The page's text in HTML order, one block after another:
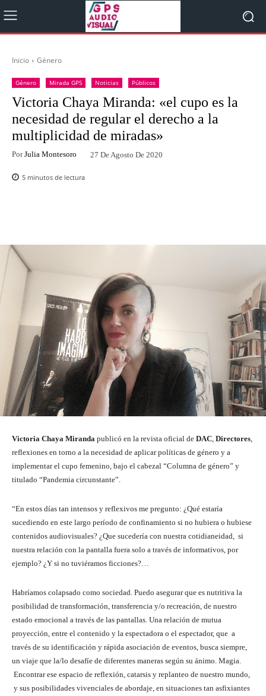
Inicio Género
Género Mirada GPS Noticias Públicos
Victoria Chaya Miranda: «el cupo es la
necesidad de regular el derecho a la
multiplicidad de miradas»
Por Julia Montesoro 27 De Agosto De 2020
5 minutos de lectura
Victoria Chaya Miranda publicó en la revista oficial de DAC Directores
reflexiones en torno a la necesidad de aplicar políticas de género y a
implementar el cupo femenino, bajo el cabezal “Columna de género” y
titulado “Pandemia circunstante”.
“En estos días tan intensos y reflexivos me pregunto: ¿Qué estaría
sucediendo en este largo período de confinamiento si no hubiera o hubiese
contenidos audiovisuales? ¿Que sucedería con nuestra cotidianeidad, si
nuestra relación con la pantalla fuera solo a través de informativos, por
ejemplo? ¿Y si no tuviéramos ficciones?…
Habríamos colapsado como sociedad. Puedo asegurar que es nutritiva la
posibilidad de transformación, transferencia y/o recreación, de nuestro
estado emocional a través de las pantallas. Una relación de mutua
proyección, entre el contenido y la espectadora o el espectador, que a
través de su identificación y rápida asociación de eventos, busca siempre,
un viaje que la/lo desafíe de diferentes maneras según su ánimo. Magia.
Encontrar ese espacio de reflexión, catarsis y replanteo de nuestro mundo,
y sus posibilidades vivenciales de abordaje, en situaciones tan asfixiantes